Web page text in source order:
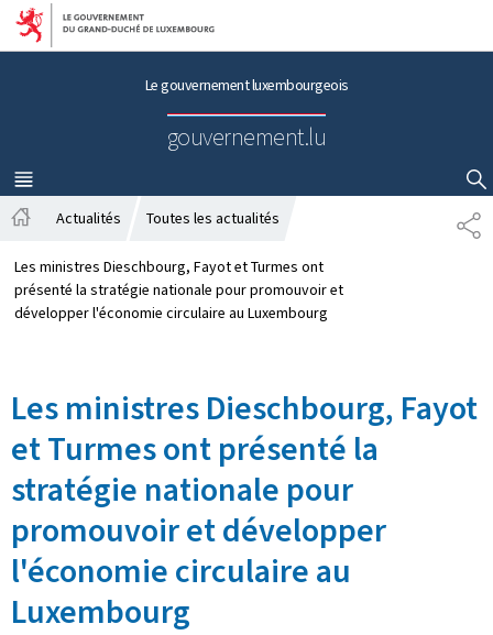
Aller au menu principal
Aller au contenu
Le gouvernement luxembourgeois
gouvernement.lu
MENU
PRINCIPAL
AFFICHER / MASQUER LA RECHERCHE
P
A
c
c
u
Actualités Toutes les actualités
Les ministres Dieschbourg, Fayot et Turmes ont
présenté la stratégie nationale pour promouvoir et
développer l'économie circulaire au Luxembourg
Les ministres Dieschbourg, Fayot
et Turmes ont présenté la
stratégie nationale pour
promouvoir et développer
l'économie circulaire au
Luxembourg